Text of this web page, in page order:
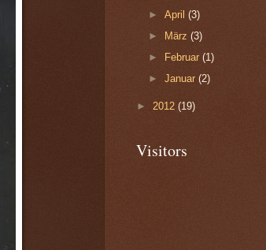
►April(3)
►
März(3)
►
Februar(1)
►Januar(2)
► 2012 (19)
Visitors